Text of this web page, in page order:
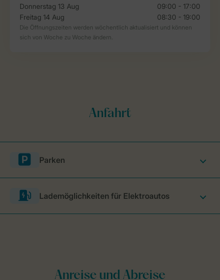
Parken
Lademöglichkeiten für Elektroautos